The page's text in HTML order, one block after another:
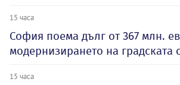
15 часа
София поема дълг от 367 млн.
модернизирането на градската
15 часа